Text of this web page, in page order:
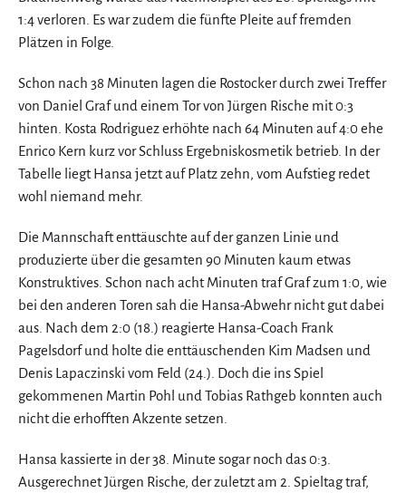
1:4 verloren. Es war zudem die fünfte Pleite auf fremden
Plätzen in Folge.
Schon nach 38 Minuten lagen die Rostocker durch zwei Treffer
von Daniel Graf und einem Tor von Jürgen Rische mit 0:3
hinten. Kosta Rodriguez erhöhte nach 64 Minuten auf 4:0 ehe
Enrico Kern kurz vor Schluss Ergebniskosmetik betrieb. In der
Tabelle liegt Hansa jetzt auf Platz zehn, vom Aufstieg redet
wohl niemand mehr.
Die Mannschaft enttäuschte auf der ganzen Linie und
produzierte über die gesamten 90 Minuten kaum etwas
Konstruktives. Schon nach acht Minuten traf Graf zum 1:0, wie
bei den anderen Toren sah die Hansa-Abwehr nicht gut dabei
aus. Nach dem 2:0 (18.) reagierte Hansa-Coach Frank
Pagelsdorf und holte die enttäuschenden Kim Madsen und
Denis Lapaczinski vom Feld (24.). Doch die ins Spiel
gekommenen Martin Pohl und Tobias Rathgeb konnten auch
nicht die erhofften Akzente setzen.
Hansa kassierte in der 38. Minute sogar noch das 0:3.
Ausgerechnet Jürgen Rische, der zuletzt am 2. Spieltag traf,